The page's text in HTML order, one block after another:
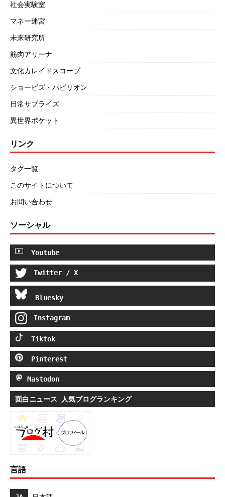
社会実験室
マネー迷宮
未来研究所
筋肉アリーナ
文化カレイドスコープ
ショービズ・パビリオン
日常サプライズ
異世界ポケット
リンク
タグ一覧
このサイトについて
お問い合わせ
ソーシャル
Youtube
Twitter / X
Bluesky
Instagram
Tiktok
Pinterest
Mastodon
面白ニュース 人気ブログランキング
言語